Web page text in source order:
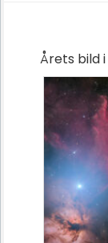
Årets bild i